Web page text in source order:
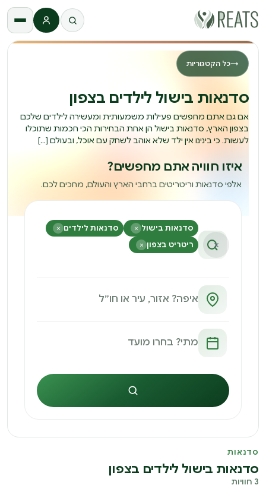
התחברות
→כל הקטגוריות
סדנאות בישול לילדים בצפון
אם גם אתם מחפשים פעילות משמעותית ומעשירה לילדים שלכם
בצפון הארץ, סדנאות בישול הן אחת הבחירות הכי חכמות שתוכלו
לעשות. כי בינינו אין ילד שלא אוהב לשחק עם אוכל, ובעולם […]
איזו חוויה אתם מחפשים?
אלפי סדנאות וריטריטים ברחבי הארץ והעולם, מחכים לכם.
סדנאות בישול × סדנאות לילדים ×
ריטריט בצפון × ×
חיפוש
סדנאות
סדנאות בישול לילדים בצפון
3 חוויות